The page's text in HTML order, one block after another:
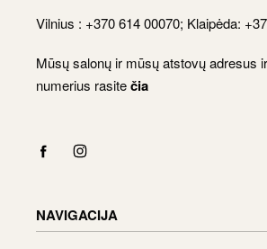
Vilnius : +370 614 00070; Klaipėda:
Mūsų salonų ir mūsų atstovų adresus
numerius rasitečia
NAVIGACIJA